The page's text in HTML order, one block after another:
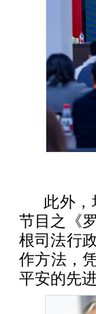
此外
节目之《
根司法行
作方法，
平安的先